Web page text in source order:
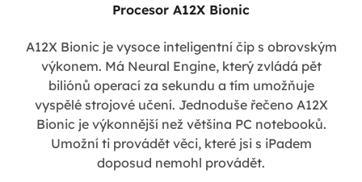
Procesor A12X Bionic
A12X Bionic je vysoce inteligentní čip s obrovským
výkonem. Má Neural Engine, který zvládá pět
biliónů operací za sekundu a tím umožňuje
vyspělé strojové učení. Jednoduše řečeno A12X
Bionic je výkonnější než většina PC notebooků.
Umožní ti provádět věci, které jsi s iPadem
doposud nemohl provádět.